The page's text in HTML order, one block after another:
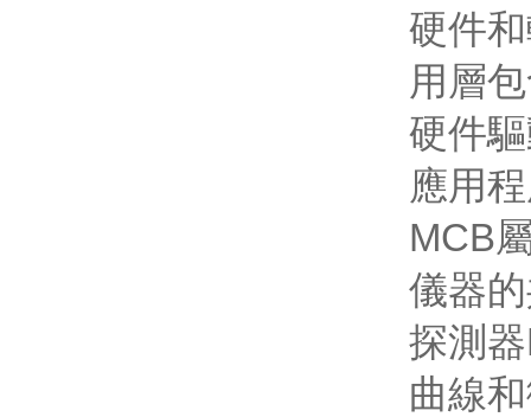
硬件
用層
硬件
應用
MCB
儀器
探測
曲線